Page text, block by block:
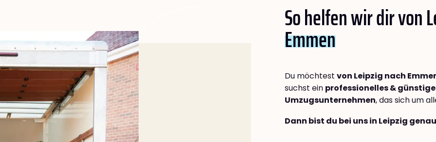
So helfen wir dir von
Emmen
Du möchtest von Leipzig nach
suchst ein professionelles &
Umzugsunternehmen, das sich um
Dann bist du bei uns in Leipzig